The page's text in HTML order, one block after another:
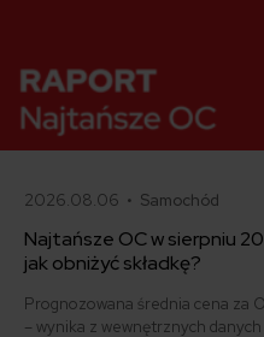
2026.08.06 • Samochód
Najtańsze OC w sierpniu
jak obniżyć składkę?
Prognozowana średnia cena za
– wynika z wewnętrznych